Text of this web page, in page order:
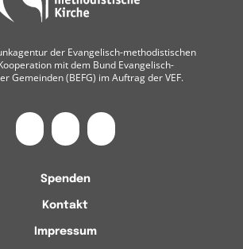
der Evangelisch-methodistischen
mit dem Bund Evangelisch-
Gemeinden (BEFG) im Auftrag der VEF.
Spenden
Kontakt
Impressum